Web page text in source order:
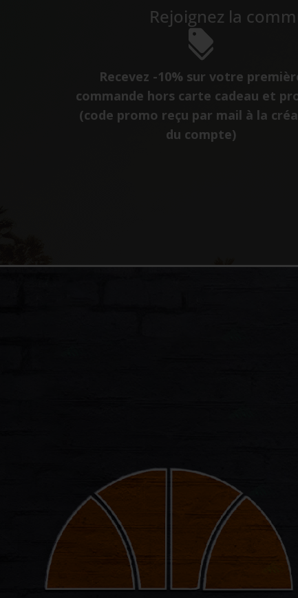
Rejoignez la
Recevez -10% sur votre
commande hors carte cadeau et
(code promo reçu par mail à la
du compte)